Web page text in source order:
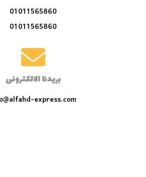
01011565860
01011565860
بريدنا الالكترونى
express.com